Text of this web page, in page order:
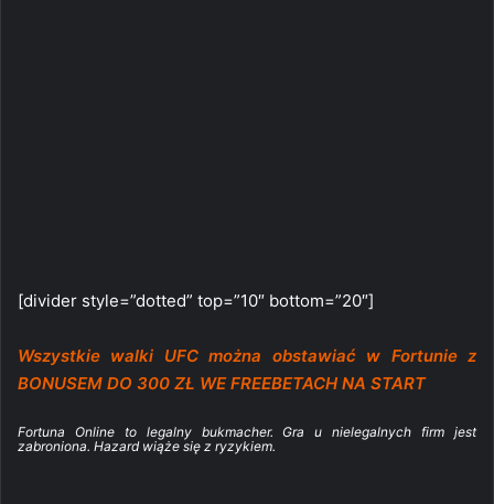
[divider style=”dotted” top=”10″ bottom=”20″]
Wszystkie walki UFC można obstawiać w Fortunie z
BONUSEM DO 300 ZŁ WE FREEBETACH NA START
Fortuna Online to legalny bukmacher. Gra u nielegalnych firm jest
zabroniona. Hazard wiąże się z ryzykiem.